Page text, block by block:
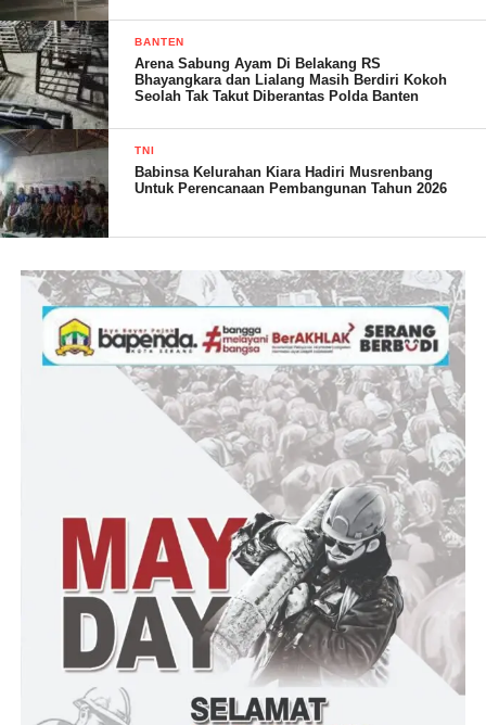
” Dalam skala besar Dandim menjadi orang tua asuh anak
Stunting tingkat Kabupaten Serang, sedangkan Danramil
menjadi orang tua asuh mereka tingkat Kecamatan, untuk
ditingkat desa itu ada Bintara Pembina Desa (Babinsa),”
ungkapnya.
Lanjutnya Babinsa juga selalu melaporkan, setiap perkembangan
terkait Stunting. Termasuk didalam langkah cepat
penanganannya, dengan selalu bersinergi bersama pemerintah
daerah melalui instansi terkait. Sehingga permasalahan terkait
Stunting tersebut, akan dapat diatasi dengan sebaik mungkin.
” Dimana pada Jum’at 14 Juni 2024, telah dilakukan launching
Dapur Sehat Atasi Stunting. Kami dan pemerintah daerah akan
BANTEN
Arena Sabung Ayam Di Belakang RS
Bhayangkara dan Lialang Masih Berdiri Kokoh
Seolah Tak Takut Diberantas Polda Banten
TNI
Babinsa Kelurahan Kiara Hadiri Musrenbang
Untuk Perencanaan Pembangunan Tahun 2026